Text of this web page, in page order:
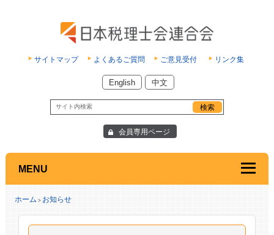
サイトマップ よくあるご質問 ご意見受付 リンク集
English 中文
会員専用ページ
MENU
ホーム > お知らせ